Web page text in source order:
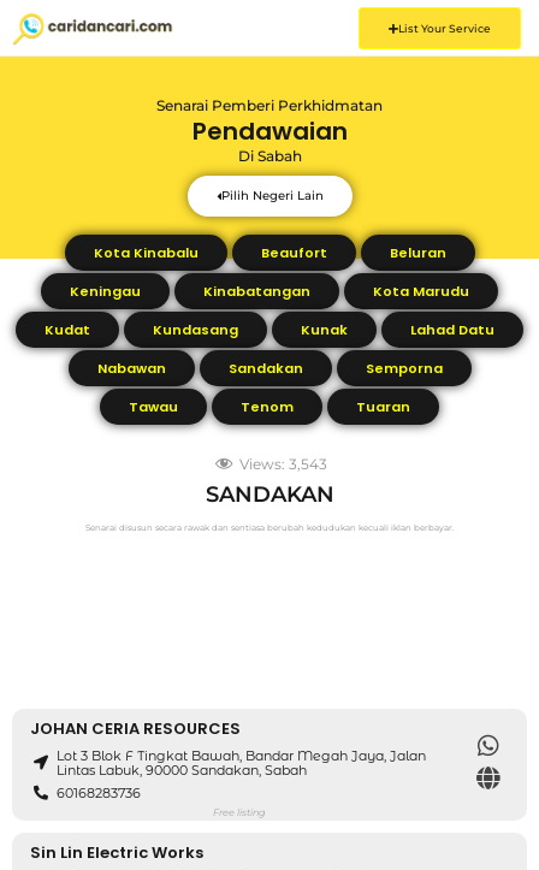
List Your Service
Senarai Pemberi Perkhidmatan
Pendawaian
Di Sabah
Pilih Negeri Lain
Kota Kinabalu Beaufort
Beluran
Keningau
Kinabatangan
Kota Marudu
Kudat
Kundasang Kunak
Lahad Datu
Nabawan
Sandakan
Semporna
Tawau
Tenom Tuaran
Views: 3,543
SANDAKAN
Senarai disusun secara rawak dan sentiasa berubah kedudukan kecuali iklan berbayar.
JOHAN CERIA RESOURCES
Lot 3 Blok F Tingkat Bawah, Bandar Megah Jaya, Jalan
Lintas Labuk, 90000 Sandakan, Sabah
60168283736
Free listing
Sin Lin Electric Works